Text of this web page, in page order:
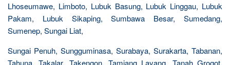
Lhoseumawe, Limboto, Lubuk Basung, Lubuk Linggau, Lubuk
Pakam, Lubuk Sikaping, Sumbawa Besar, Sumedang,
Sumenep, Sungai Liat,
Sungai Penuh, Sungguminasa, Surabaya, Surakarta, Tabanan,
Tahuna, Takalar, Takengon, Tamiang Layang, Tanah Grogot,